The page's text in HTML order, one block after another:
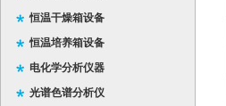
恒温干燥箱设备
恒温培养箱设备
电化学分析仪器
光谱色谱分析仪